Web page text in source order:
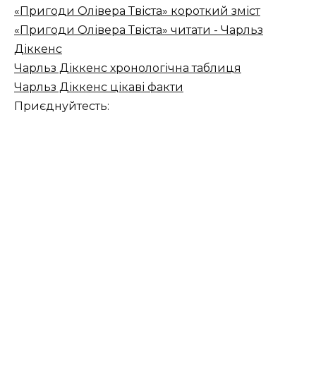
«Пригоди Олівера Твіста» короткий зміст
«Пригоди Олівера Твіста» читати - Чарльз
Діккенс
Чарльз Діккенс хронологічна таблиця
Чарльз Діккенс цікаві факти
Приєднуйтесть: